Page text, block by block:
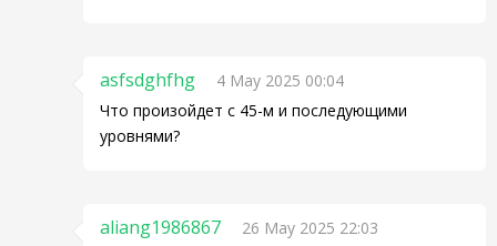
asfsdghfhg
4 May 2025 00:04
Что произойдет с 45-м и последующими
уровнями?
aliang1986867
26 May 2025 22:03